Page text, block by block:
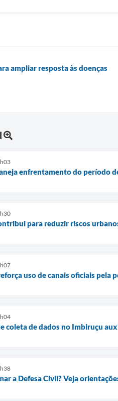
ampliar resposta às doenças
enfrentamento do período
para reduzir riscos
uso de canais oficiais pela
coleta de dados no Imbiruçu
a Defesa Civil? Veja